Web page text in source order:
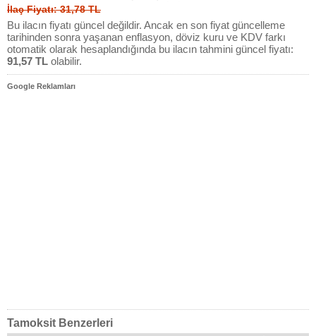
İlaç Fiyatı: 31,78 TL
Bu ilacın fiyatı güncel değildir. Ancak en son fiyat güncelleme
tarihinden sonra yaşanan enflasyon, döviz kuru ve KDV farkı
otomatik olarak hesaplandığında bu ilacın tahmini güncel fiyatı:
91,57 TL olabilir.
Google Reklamları
Tamoksit Benzerleri